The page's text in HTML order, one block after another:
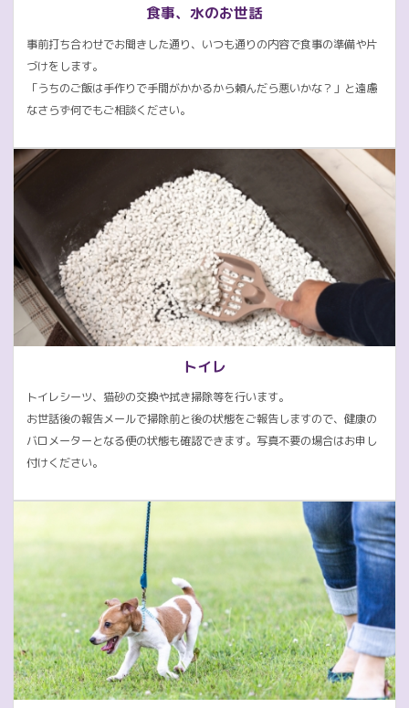
食事、水のお世話
事前打ち合わせでお聞きした通り、いつも通りの内容で食事の準備や片
づけをします。
「うちのご飯は手作りで手間がかかるから頼んだら悪いかな？」と遠慮
なさらず何でもご相談ください。
トイレ
トイレシーツ、猫砂の交換や拭き掃除等を行います。
お世話後の報告メールで掃除前と後の状態をご報告しますので、健康の
バロメーターとなる便の状態も確認できます。写真不要の場合はお申し
付けください。